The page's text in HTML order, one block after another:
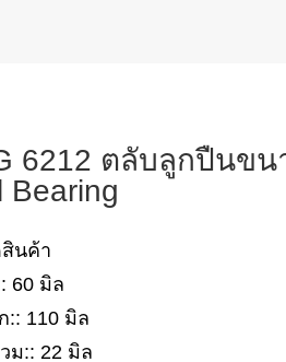
6212 ตลับลูกปืนขน
Bearing
นค้า
60 มิล
:: 110 มิล
ม:: 22 มิล